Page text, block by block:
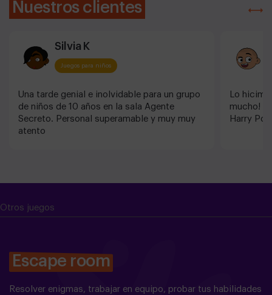
Nuestros clientes
Silvia K
Juegos para niños
Una tarde genial e inolvidable para un grupo
de niños de 10 años en la sala Agente
Secreto. Personal superamable y muy muy
atento
Lo
mucho!
Harry
Otros juegos
Escape room
Resolver enigmas, trabajar en equipo, probar tus habilidades